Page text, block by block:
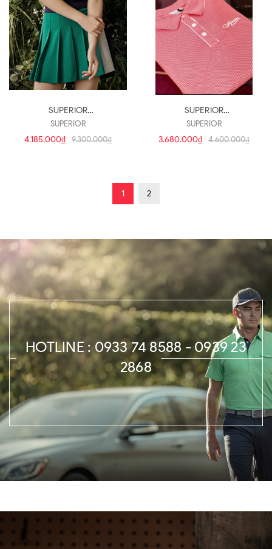
SUPERIOR
IW0ECU20222(cv241)
SUPERIOR
4.185.000₫ 9.300.000₫
SUPERIOR
IWPFTTY20266(a707)
SUPERIOR
3.680.000₫ 4.600.000₫
1 2
HOTLINE : 0933 74 8588 - 0939 23
2868